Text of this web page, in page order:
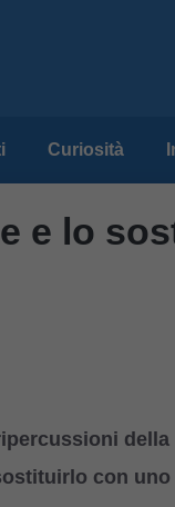
Curiosità
e lo
con